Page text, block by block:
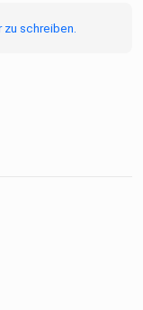
schreiben.